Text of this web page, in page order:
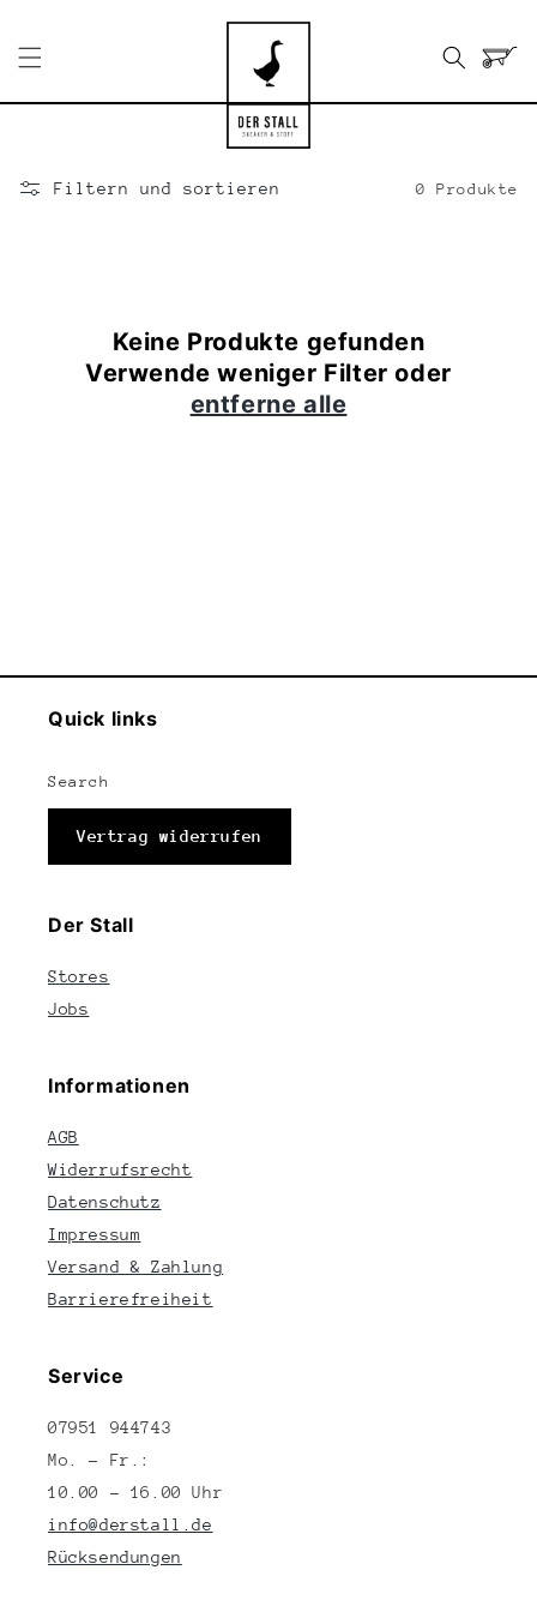
Inhalt
Filtern und sortieren 0 Produkte
Keine Produkte gefunden
Verwende weniger Filter oder
entferne alle
Quick links
Search
Vertrag widerrufen
Der Stall
Stores
Jobs
Informationen
AGB
Widerrufsrecht
Datenschutz
Impressum
Versand & Zahlung
Barrierefreiheit
Service
07951 944743
Mo. – Fr.:
10.00 – 16.00 Uhr
info@derstall.de
Rücksendungen